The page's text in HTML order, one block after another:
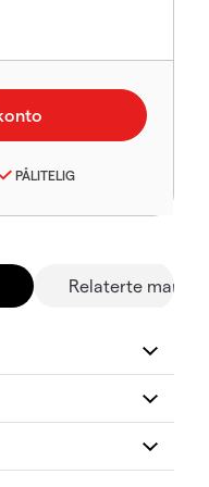
PÅLITELIG
Relaterte